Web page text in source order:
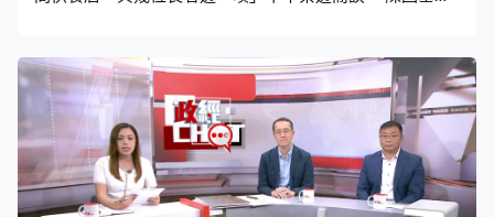
間，亦準備了更多適合長者的美食選擇。他說樂見長者吃
得滋味，希望這些優惠能為獨居長者、雙老住戶及隱蔽長
者傳遞社會的溫度與關懷。 張宇人周末宣布不競逐連任立
法會議員，說是考慮到一國兩制發展、飲食界需要，外界
關注誰人接棒，政圈盛傳他的自由黨黨友、南區區議員梁
進是人選之一。這次與陳國基下午茶，梁進都有出席。至